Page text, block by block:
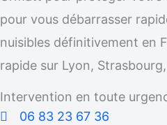
pour vous débarrasser
nuisibles définitivement en
rapide sur Lyon,
Intervention en toute
06 83 23 67 36